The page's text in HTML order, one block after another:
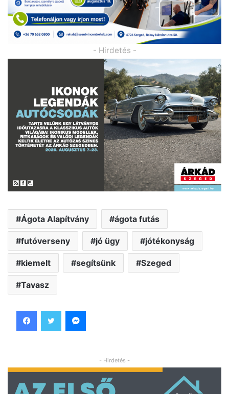
- Hirdetés -
Ágota Alapítvány ágota futás
futóverseny jó ügy jótékonyság
kiemelt segítsünk Szeged
Tavasz
- Hirdetés -